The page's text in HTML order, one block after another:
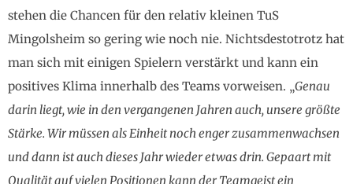
stehen die Chancen für den relativ kleinen TuS
Mingolsheim so gering wie noch nie. Nichtsdestotrotz hat
man sich mit einigen Spielern verstärkt und kann ein
positives Klima innerhalb des Teams vorweisen. „Genau
darin liegt, wie in den vergangenen Jahren auch, unsere größte
Stärke. Wir müssen als Einheit noch enger zusammenwachsen
und dann ist auch dieses Jahr wieder etwas drin. Gepaart mit
Qualität auf vielen Positionen kann der Teamgeist ein